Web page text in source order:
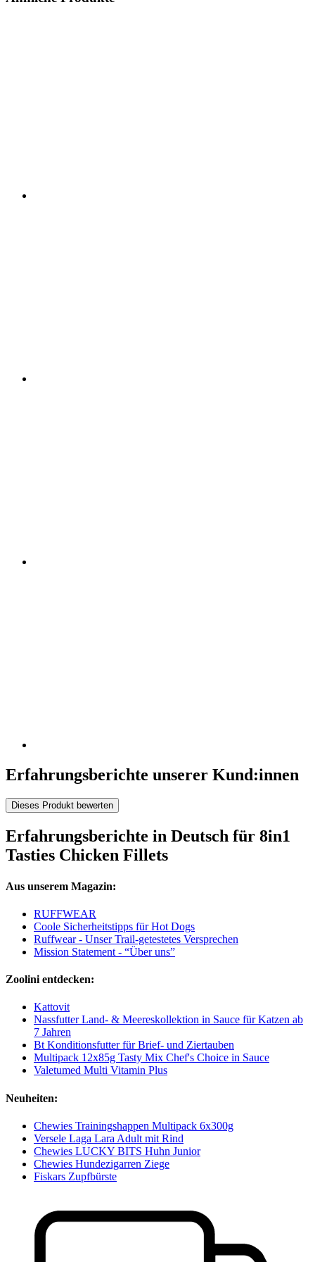
Erfahrungsberichte unserer Kund:innen
Dieses Produkt bewerten
Erfahrungsberichte in Deutsch für 8in1
Tasties Chicken Fillets
Aus unserem Magazin:
RUFFWEAR
Coole Sicherheitstipps für Hot Dogs
Ruffwear - Unser Trail-getestetes Versprechen
Mission Statement - “Über uns”
Zoolini entdecken:
Kattovit
Nassfutter Land- & Meereskollektion in Sauce für Katzen ab
7 Jahren
Bt Konditionsfutter für Brief- und Ziertauben
Multipack 12x85g Tasty Mix Chef's Choice in Sauce
Valetumed Multi Vitamin Plus
Neuheiten:
Chewies Trainingshappen Multipack 6x300g
Versele Laga Lara Adult mit Rind
Chewies LUCKY BITS Huhn Junior
Chewies Hundezigarren Ziege
Fiskars Zupfbürste